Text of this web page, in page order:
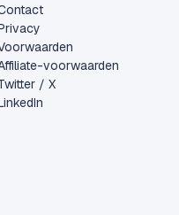
voorwaarden
/ X